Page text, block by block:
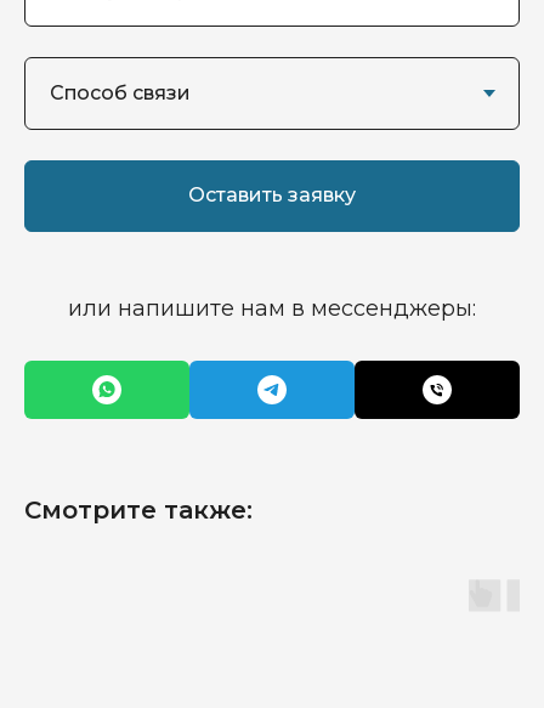
Оставить заявку
или напишите нам в мессенджеры:
Смотрите также: